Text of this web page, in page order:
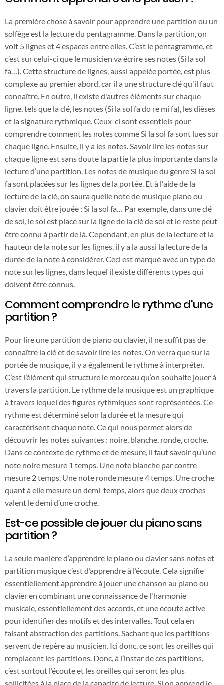
La première chose à savoir pour apprendre une partition ou un
solfège est la lecture du pentagramme. Dans la partition, on
voit 5 lignes et 4 espaces entre elles. C’est le pentagramme, et
c’est sur celui-ci que le musicien va écrire ses notes (Si la sol
fa…). Cette structure de lignes, aussi appelée portée, est plus
complexe au premier abord, car il a une structure clé qu'il faut
connaître. En outre, il existe d'autres éléments sur chaque
ligne, tels que la clé, les notes (Si la sol fa do re mi fa), les dièses
et la signature rythmique. Ceux-ci sont essentiels pour
comprendre comment les notes comme Si la sol fa sont lues sur
chaque ligne. Ensuite, il y a les notes. Savoir lire les notes sur
chaque ligne est sans doute la partie la plus importante dans la
lecture d’une partition. Les notes de musique du genre Si la sol
fa sont placées sur les lignes de la portée. Et à l'aide de la
lecture de la clé, on saura quelle note de musique piano ou
clavier doit être jouée : Si la sol fa… Par exemple, dans une clé
de sol, le sol est placé sur la ligne de la clé de sol et le reste peut
être connu à partir de là. Cependant, en plus de la lecture et la
hauteur de la note sur les lignes, il y a la aussi la lecture de la
durée de la note à considérer. Ceci est marqué avec un type de
note sur les lignes, dans lequel il existe différents types qui
doivent être connus.
Comment comprendre le rythme d'une
partition ?
Pour lire une partition de piano ou clavier, il ne suffit pas de
connaître la clé et de savoir lire les notes. On verra que sur la
portée de musique, il y a également le rythme à interpréter.
C’est l’élément qui structure le morceau qu’on souhaite jouer à
travers la partition. Le rythme de la musique est un graphique
à travers lequel des figures rythmiques sont représentées. Ce
rythme est déterminé selon la durée et la mesure qui
caractérisent chaque note. Ce qui nous permet alors de
découvrir les notes suivantes : noire, blanche, ronde, croche.
Dans ce contexte de rythme et de mesure, il faut savoir qu’une
note noire mesure 1 temps. Une note blanche par contre
mesure 2 temps. Une note ronde mesure 4 temps. Une croche
quant à elle mesure un demi-temps, alors que deux croches
valent le demi d’une croche.
Est-ce possible de jouer du piano sans
partition ?
La seule manière d’apprendre le piano ou clavier sans notes et
partition musique c’est d’apprendre à l’écoute. Cela signifie
essentiellement apprendre à jouer une chanson au piano ou
clavier en combinant une connaissance de l'harmonie
musicale, essentiellement des accords, et une écoute active
pour identifier des motifs et des intervalles. Tout cela en
faisant abstraction des partitions. Sachant que les partitions
servent de repère au musicien. Ici donc, ce sont les oreilles qui
remplacent les partitions. Donc, à l’instar de ces partitions,
c’est surtout l’écoute et les oreilles qui seront les plus